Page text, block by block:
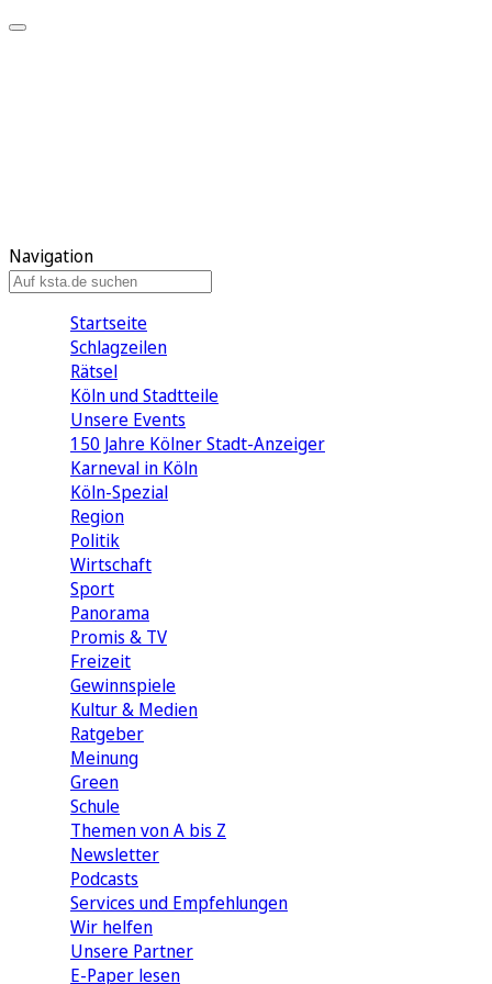
Navigation
Startseite
Schlagzeilen
Rätsel
Köln und Stadtteile
Unsere Events
150 Jahre Kölner Stadt-Anzeiger
Karneval in Köln
Köln-Spezial
Region
Politik
Wirtschaft
Sport
Panorama
Promis & TV
Freizeit
Gewinnspiele
Kultur & Medien
Ratgeber
Meinung
Green
Schule
Themen von A bis Z
Newsletter
Podcasts
Services und Empfehlungen
Wir helfen
Unsere Partner
E-Paper lesen